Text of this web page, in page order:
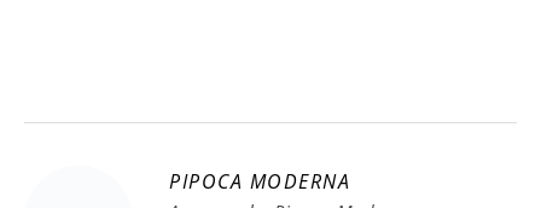
PIPOCA MODERNA